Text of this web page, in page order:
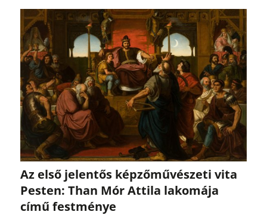
Az első jelentős képzőművészeti vita
Pesten: Than Mór Attila lakomája
című festménye